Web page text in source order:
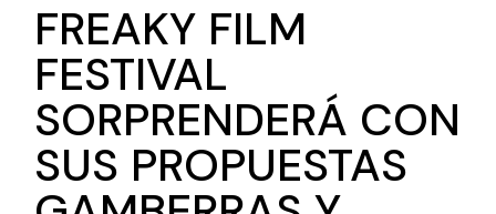
FREAKY FILM
FESTIVAL
SORPRENDERÁ CON
SUS PROPUESTAS